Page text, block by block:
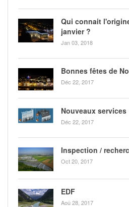
Qui connait
janvier ?
Jan 03, 2018
Bonnes fêtes de
Déc 22, 2017
Nouveaux services
Déc 22, 2017
Inspection /
Oct 20, 2017
EDF
Aoû 28, 2017